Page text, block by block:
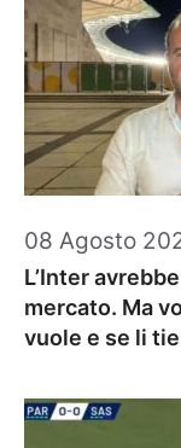
08 Agosto
L’Inter
mercato. Ma
vuole e se li